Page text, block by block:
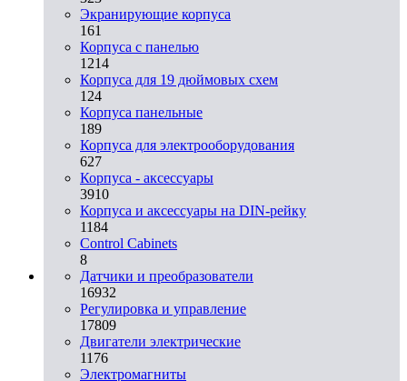
Экранирующие корпуса
161
Корпуса с панелью
1214
Корпуса для 19 дюймовых схем
124
Корпуса панельные
189
Корпуса для электрооборудования
627
Корпуса - аксессуары
3910
Корпуса и аксессуары на DIN-рейку
1184
Control Cabinets
8
Датчики и преобразователи
16932
Регулировка и управление
17809
Двигатели электрические
1176
Электромагниты